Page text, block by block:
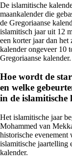
De islamitische
maankalender die
de Gregoriaanse
islamitisch jaar uit 12
een korter jaar dan
kalender ongeveer 10
Gregoriaanse kalender.
Hoe wordt de
en welke
in de islamitische
Het islamitische jaar
Mohammed van
historische
islamitische jaartelling
kalender.